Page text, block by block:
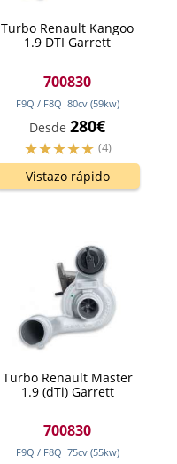
Turbo Renault Kangoo
1.9 DTI Garrett
700830
F9Q / F8Q 80cv (59kw)
Desde 280€
(4)
Vistazo rápido
Turbo Renault Master
1.9 (dTi) Garrett
700830
F9Q / F8Q 75cv (55kw)